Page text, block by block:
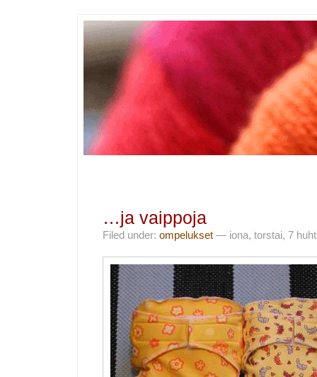
…ja vaippoja
Filed under: ompelukset — iona, torstai, 7